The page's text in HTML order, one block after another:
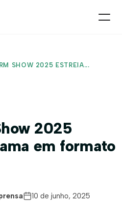
SHOW 2025 ESTREIA...
2025
em formato
10 de junho, 2025